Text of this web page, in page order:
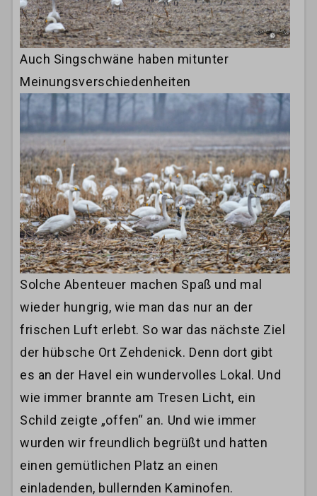
Auch Singschwäne haben mitunter
Meinungsverschiedenheiten
Solche Abenteuer machen Spaß und mal
wieder hungrig, wie man das nur an der
frischen Luft erlebt. So war das nächste Ziel
der hübsche Ort Zehdenick. Denn dort gibt
es an der Havel ein wundervolles Lokal. Und
wie immer brannte am Tresen Licht, ein
Schild zeigte „offen“ an. Und wie immer
wurden wir freundlich begrüßt und hatten
einen gemütlichen Platz an einen
einladenden, bullernden Kaminofen.